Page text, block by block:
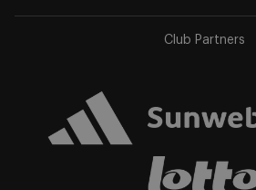
Club Partners